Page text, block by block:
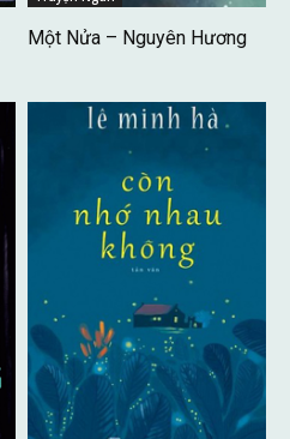
Một Nửa – Nguyên Hương